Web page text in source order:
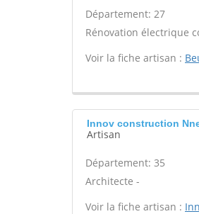
Département: 27
Rénovation électrique
Voir la fiche artisan :
Innov construction
Artisan
Département: 35
Architecte -
Voir la fiche artisan :